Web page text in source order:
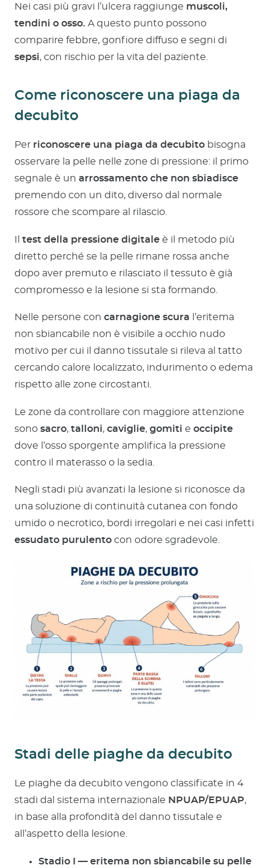
Nei casi più gravi l’ulcera raggiunge muscoli,
tendini o osso. A questo punto possono
comparire febbre, gonfiore diffuso e segni di
sepsi, con rischio per la vita del paziente.
Come riconoscere una piaga da
decubito
Per riconoscere una piaga da decubito bisogna
osservare la pelle nelle zone di pressione: il primo
segnale è un arrossamento che non sbiadisce
premendo con un dito, diverso dal normale
rossore che scompare al rilascio.
Il test della pressione digitale è il metodo più
diretto perché se la pelle rimane rossa anche
dopo aver premuto e rilasciato il tessuto è già
compromesso e la lesione si sta formando.
Nelle persone con carnagione scura l’eritema
non sbiancabile non è visibile a occhio nudo
motivo per cui il danno tissutale si rileva al tatto
cercando calore localizzato, indurimento o edema
rispetto alle zone circostanti.
Le zone da controllare con maggiore attenzione
sono sacro, talloni, caviglie, gomiti e occipite
dove l’osso sporgente amplifica la pressione
contro il materasso o la sedia.
Negli stadi più avanzati la lesione si riconosce da
una soluzione di continuità cutanea con fondo
umido o necrotico, bordi irregolari e nei casi infetti
essudato purulento con odore sgradevole.
Stadi delle piaghe da decubito
Le piaghe da decubito vengono classificate in 4
stadi dal sistema internazionale NPUAP/EPUAP,
in base alla profondità del danno tissutale e
all’aspetto della lesione.
Stadio I — eritema non sbiancabile su pelle